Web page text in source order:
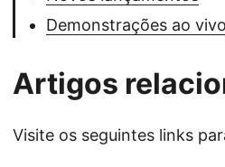
Demonstrações ao vivo
Artigos
Visite os seguintes links